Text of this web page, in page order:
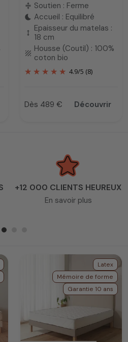
compress Soutien : Ferme
bedtime Accueil : Equilibré
height
Epaisseur du matelas :
18 cm
texture Housse (Coutil) : 100%
coton bio
4.9/5 (8)
Prix
Dès 489 € Découvrir
+12 000 CLIENTS HEUREUX
En savoir plus
Latex
Mémoire de forme
Garantie 10 ans